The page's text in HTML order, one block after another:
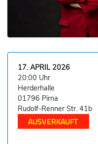
17. APRIL 2026
20:00 Uhr
Herderhalle
01796 Pirna
Rudolf-Renner Str. 41b